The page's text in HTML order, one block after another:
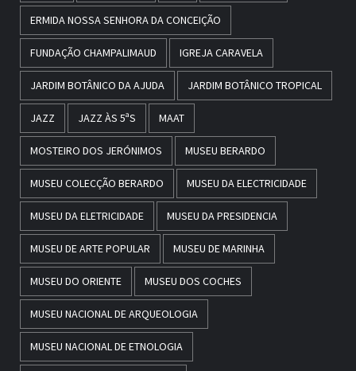
ERMIDA NOSSA SENHORA DA CONCEIÇÃO
FUNDAÇÃO CHAMPALIMAUD IGREJA CARAVELA
JARDIM BOTÂNICO DA AJUDA JARDIM BOTÂNICO TROPICAL
JAZZ JAZZ ÀS 5ªS MAAT
MOSTEIRO DOS JERÓNIMOS MUSEU BERARDO
MUSEU COLECÇÃO BERARDO MUSEU DA ELECTRICIDADE
MUSEU DA ELETRICIDADE MUSEU DA PRESIDENCIA
MUSEU DE ARTE POPULAR MUSEU DE MARINHA
MUSEU DO ORIENTE MUSEU DOS COCHES
MUSEU NACIONAL DE ARQUEOLOGIA
MUSEU NACIONAL DE ETNOLOGIA